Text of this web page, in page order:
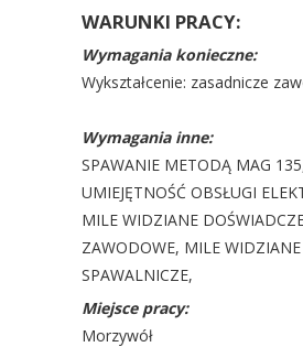
WARUNKI PRACY:
Wymagania konieczne:
Wykształcenie: zasadnicze
Wymagania inne:
SPAWANIE METODĄ MAG
UMIEJĘTNOŚĆ OBSŁUGI
MILE WIDZIANE
ZAWODOWE, MILE
SPAWALNICZE,
Miejsce pracy:
Morzywół